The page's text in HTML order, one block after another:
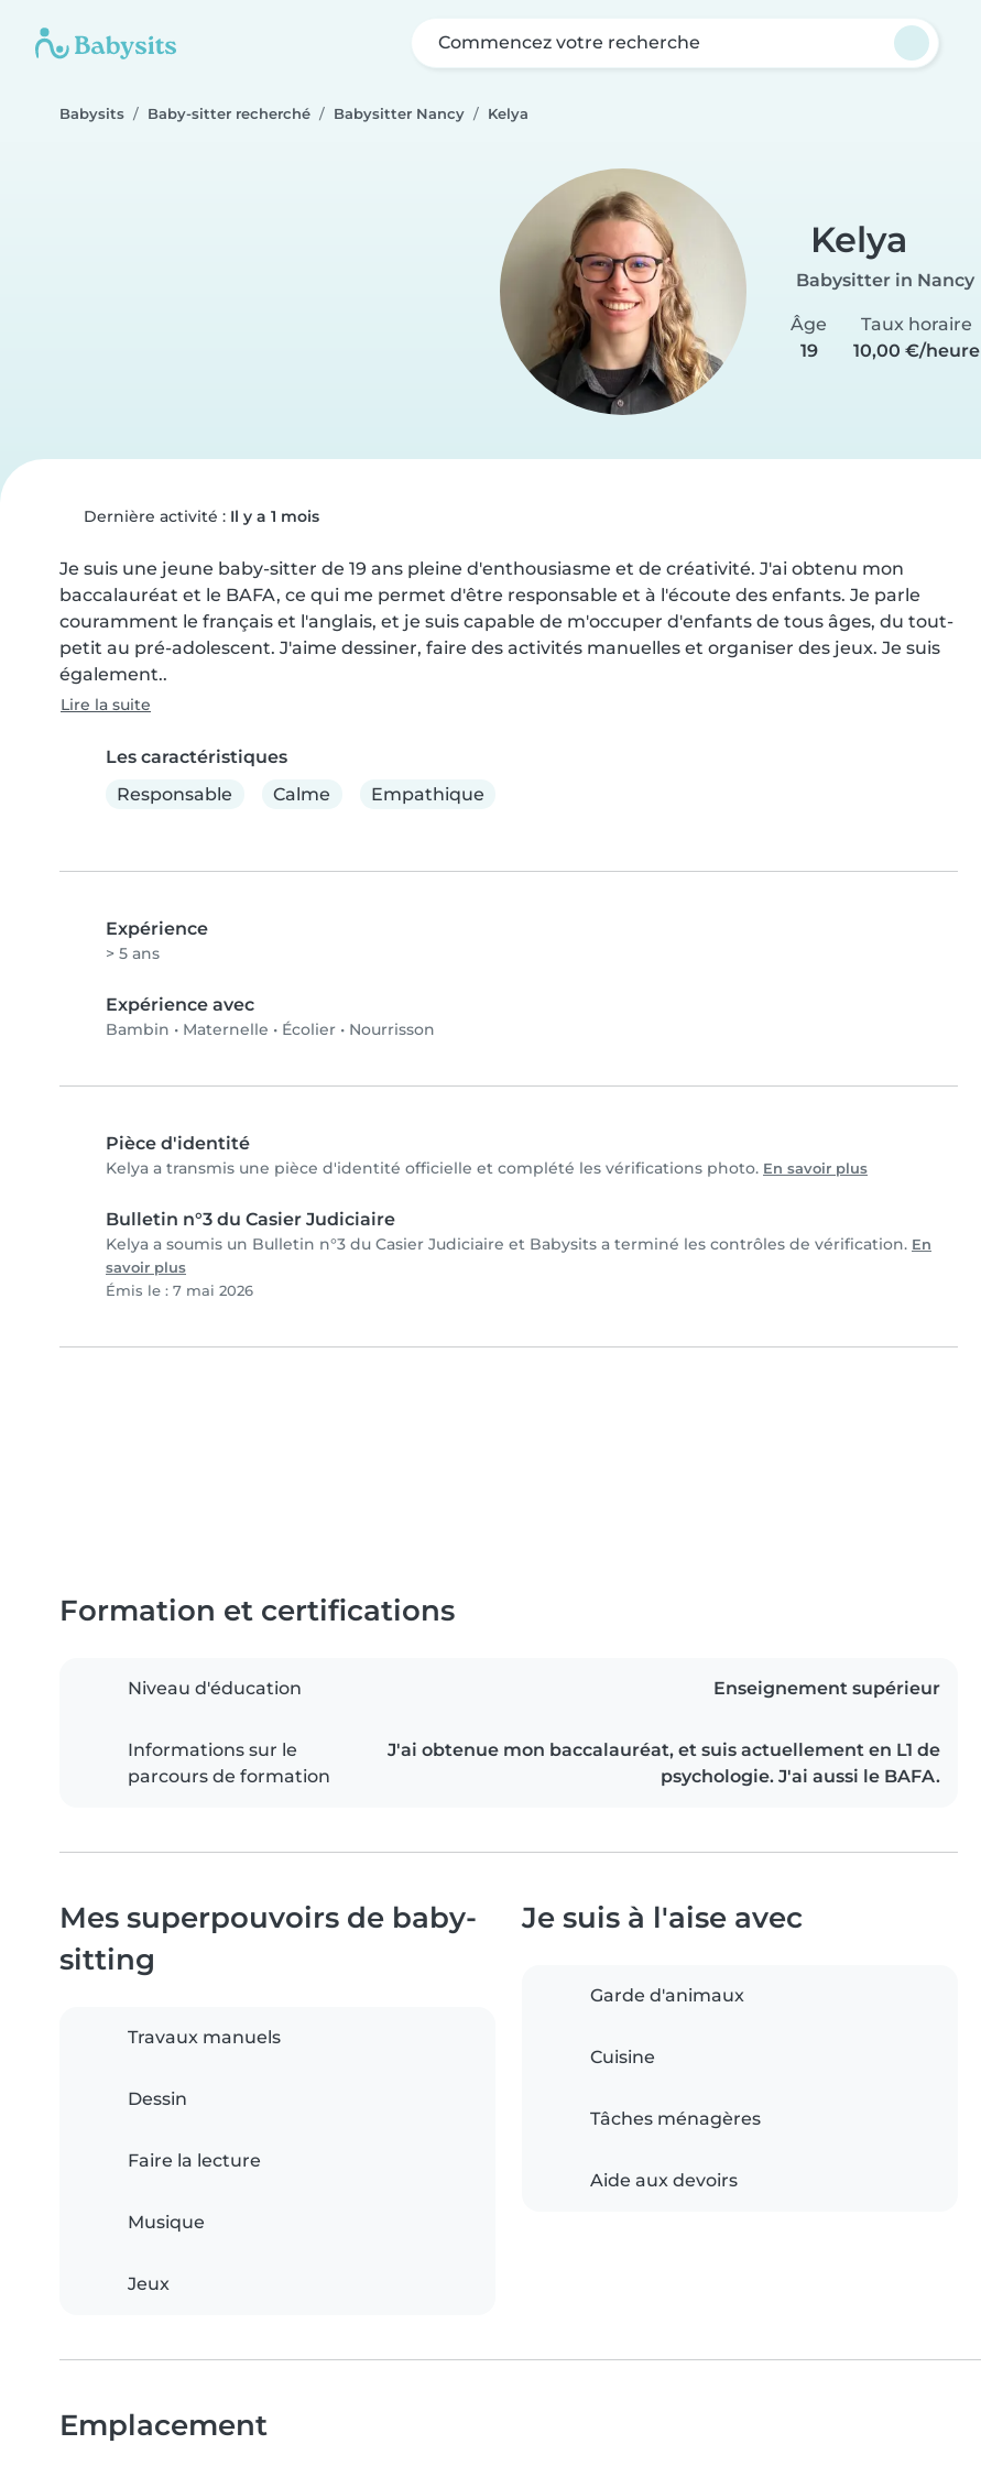
Commencez votre recherche
Babysits Baby-sitter recherché Babysitter Nancy Kelya
Kelya
Babysitter in Nancy
Âge
19
Taux horaire
10,00 €/heure
Dernière activité : Il y a 1 mois
Je suis une jeune baby-sitter de 19 ans pleine d'enthousiasme et de créativité. J'ai obtenu mon
baccalauréat et le BAFA, ce qui me permet d'être responsable et à l'écoute des enfants. Je parle
couramment le français et l'anglais, et je suis capable de m'occuper d'enfants de tous âges, du tout-
petit au pré-adolescent. J'aime dessiner, faire des activités manuelles et organiser des jeux. Je suis
également..
Lire la suite
Les caractéristiques
Responsable
Calme Empathique
Expérience
> 5 ans
Expérience avec
Bambin • Maternelle • Écolier • Nourrisson
Pièce d'identité
Kelya a transmis une pièce d'identité officielle et complété les vérifications photo. En savoir plus
Bulletin n°3 du Casier Judiciaire
Kelya a soumis un Bulletin n°3 du Casier Judiciaire et Babysits a terminé les contrôles de vérification. En
savoir plus
Émis le : 7 mai 2026
Formation et certifications
Niveau d'éducation Enseignement supérieur
Informations sur le
parcours de formation
J'ai obtenue mon baccalauréat, et suis actuellement en L1 de
psychologie. J'ai aussi le BAFA.
Mes superpouvoirs de baby-
sitting
Travaux manuels
Dessin
Faire la lecture
Musique
Jeux
Je suis à l'aise avec
Garde d'animaux
Cuisine
Tâches ménagères
Aide aux devoirs
Emplacement